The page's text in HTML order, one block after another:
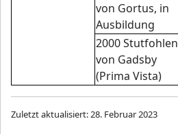
von Gortus, in
Ausbildung
2000 Stutfohlen
von Gadsby
(Prima Vista)
Zuletzt aktualisiert: 28. Februar 2023